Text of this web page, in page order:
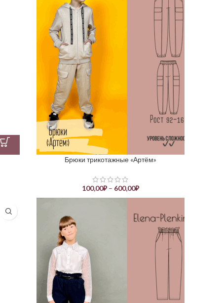
Брюки трикотажные «Артём»
100,00₽ – 600,00₽